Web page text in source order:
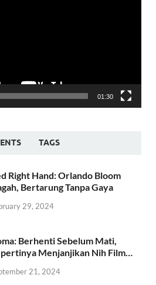
01:30
TAGS
Right Hand: Orlando Bloom
Bertarung Tanpa Gaya
29, 2024
Berhenti Sebelum Mati,
Menjanjikan Nih Film…
21, 2024